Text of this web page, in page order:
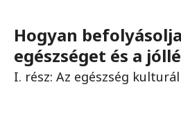
Hogyan
egészséget és a
I. rész: Az egészség